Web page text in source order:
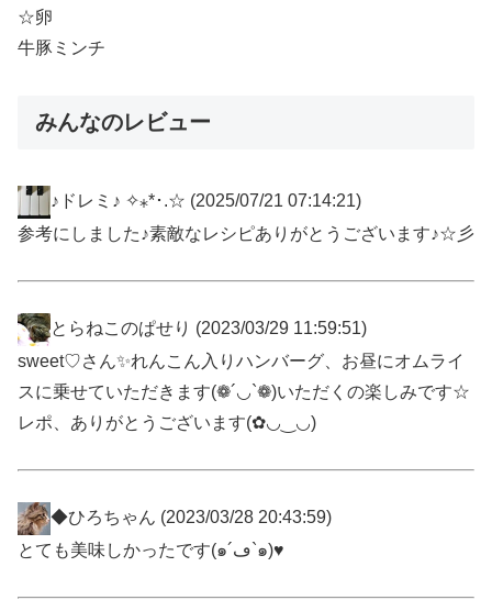
☆卵
牛豚ミンチ
みんなのレビュー
♪ドレミ♪ ✧⁎*･.☆ (2025/07/21 07:14:21)
参考にしました♪素敵なレシピありがとうございます♪☆彡
とらねこのぱせり (2023/03/29 11:59:51)
sweet♡さん✨れんこん入りハンバーグ、お昼にオムライ
スに乗せていただきます(❁´◡`❁)いただくの楽しみです☆
レポ、ありがとうございます(✿◡‿◡)
◆ひろちゃん (2023/03/28 20:43:59)
とても美味しかったです(๑´ڡ`๑)♥